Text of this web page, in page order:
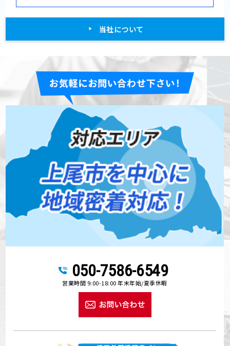
当社について
050-7586-6549
営業時間 9:00-18:00 年末年始/夏季休暇